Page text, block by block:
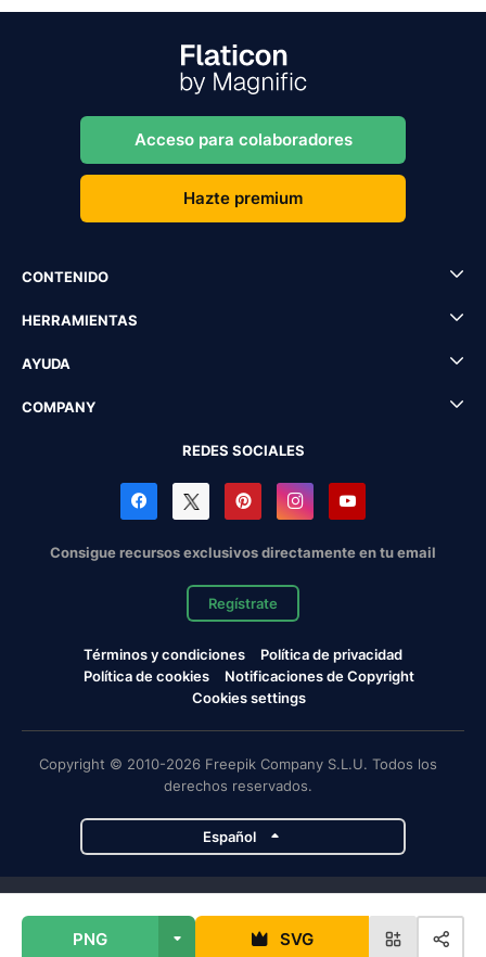
PNG SVG
Acceso para colaboradores
Hazte premium
CONTENIDO
HERRAMIENTAS
AYUDA
COMPANY
REDES SOCIALES
Consigue recursos exclusivos directamente en tu email
Regístrate
Términos y condiciones
Política de privacidad
Política de cookies
Notificaciones de Copyright
Cookies settings
Copyright © 2010-2026 Freepik Company S.L.U. Todos los
derechos reservados.
Español